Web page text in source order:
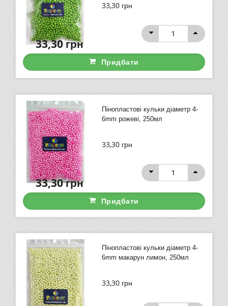
33,30 грн
33,30грн
Придбати
Пінопластові кульки діаметр 4-
6mm рожеві, 250мл
33,30 грн
33,30грн
Придбати
Пінопластові кульки діаметр 4-
6mm макарун лимон, 250мл
33,30 грн